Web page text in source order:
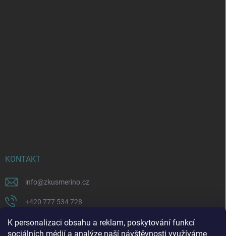
K personalizaci obsahu a reklam, poskytování funkcí
sociálních médií a analýze naší návštěvnosti využíváme
KONTAKT
info@zkusmerino.cz
+420 777 534 728
https://www.facebook.com/zkusmerino/